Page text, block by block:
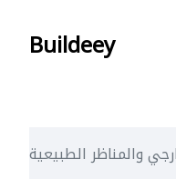
Buildeey
والمناظر الطبيعية